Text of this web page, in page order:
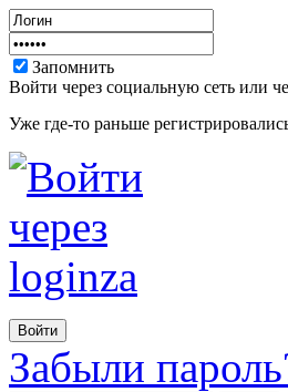
Запомнить
Войти через социальную сеть или
Уже где-то раньше
Забыли